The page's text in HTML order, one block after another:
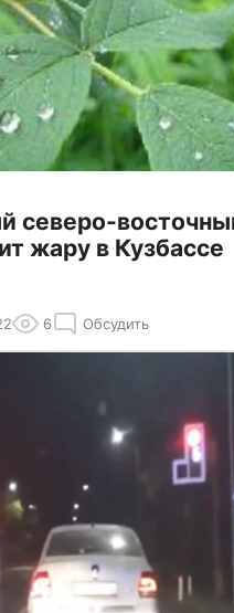
северо-
жару в Кузбассе
6 Обсудить